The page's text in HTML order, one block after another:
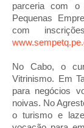
parceria com
Pequenas
com
No Cabo, o
Vitrinismo. Em
para negócios
noivas. No
o turismo e